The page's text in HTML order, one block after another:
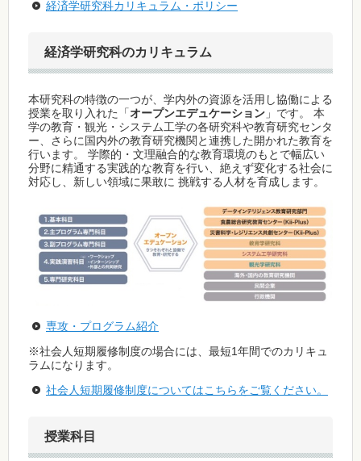
経済学研究科カリキュラム・ポリシー
経済学研究科のカリキュラム
本研究科の特徴の一つが、学内外の資源を活用し協働による
授業を取り入れた「オープンエデュケーション 」です。 本
学の教育・観光・システム工学の各研究科や教育研究センタ
ー、さらに国内外の教育研究機関と連携した開かれた教育を
行います。 学際的・文理融合的な教育環境のもとで幅広い
分野に精通する実践的な教育を行い、絶えず変化する社会に
対応し、新しい領域に果敢に 挑戦する人材を育成します。
専攻・プログラム紹介
※社会人短期履修制度の場合には、最短1年間でのカリキュ
ラムになります。
社会人短期履修制度についてはこちらをご覧ください。
授業科目